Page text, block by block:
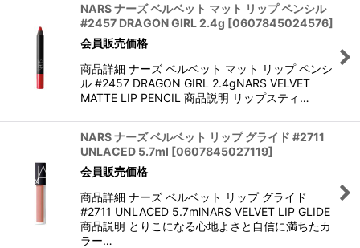
NARS ナーズ ベルベット マット リップ ペンシル
#2457 DRAGON GIRL 2.4g [0607845024576]
会員販売価格
商品詳細 ナーズ ベルベット マット リップ ペンシ
ル #2457 DRAGON GIRL 2.4gNARS VELVET
MATTE LIP PENCIL 商品説明 リップスティ…
NARS ナーズ ベルベット リップ グライド #2711
UNLACED 5.7ml [0607845027119]
会員販売価格
商品詳細 ナーズ ベルベット リップ グライド
#2711 UNLACED 5.7mlNARS VELVET LIP GLIDE
商品説明 とりこになる心地よさと自信に満ちたカ
ラー…